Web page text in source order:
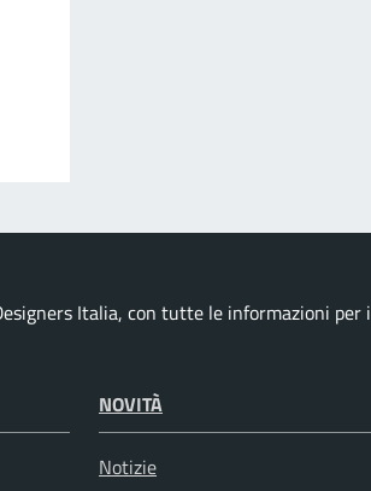
Italia, con tutte le informazioni per i
NOVITÀ
Notizie